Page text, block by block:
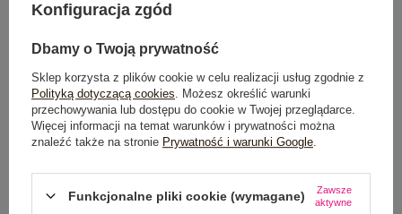
DODAJ DO KOSZYKA
Do darmowej dostawy brakuje 200,00 zł
Konfiguracja zgód
Dbamy o Twoją prywatność
Sklep korzysta z plików cookie w celu realizacji usług zgodnie z
Polityką dotyczącą cookies . Możesz określić warunki
przechowywania lub dostępu do cookie w Twojej przeglądarce.
Więcej informacji na temat warunków i prywatności można
znaleźć także na stronie Prywatność i warunki Google
Funkcjonalne pliki cookie (wymagane)
Zawsze
aktywne